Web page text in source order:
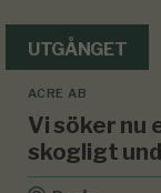
UTGÅNGET
ACRE AB
Vi söker nu
skogligt